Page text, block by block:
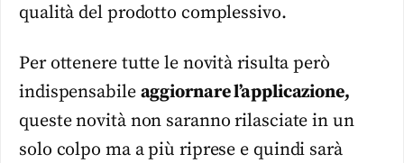
qualità del prodotto complessivo.
Per ottenere tutte le novità risulta però
indispensabile aggiornare l’applicazione,
queste novità non saranno rilasciate in un
solo colpo ma a più riprese e quindi sarà